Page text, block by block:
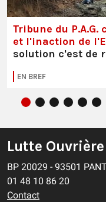
Tribune du
et l'inaction de
solution c'est de
EN BREF
Lutte Ouvrière
BP 20029 - 93501
01 48 10 86 20
Contact